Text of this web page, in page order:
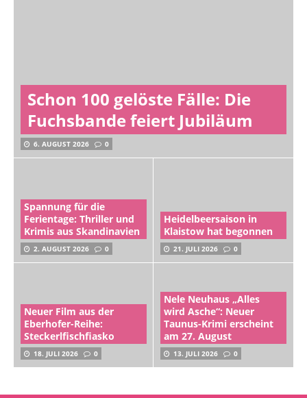
Schon 100 gelöste Fälle: Die
Fuchsbande feiert Jubiläum
6. AUGUST 2026 0
Spannung für die
Ferientage: Thriller und
Krimis aus Skandinavien
2. AUGUST 2026 0
Heidelbeersaison in
Klaistow hat begonnen
21. JULI 2026 0
Neuer Film aus der
Eberhofer-Reihe:
Steckerlfischfiasko
18. JULI 2026 0
Nele Neuhaus „Alles
wird Asche“: Neuer
Taunus-Krimi erscheint
am 27. August
13. JULI 2026 0